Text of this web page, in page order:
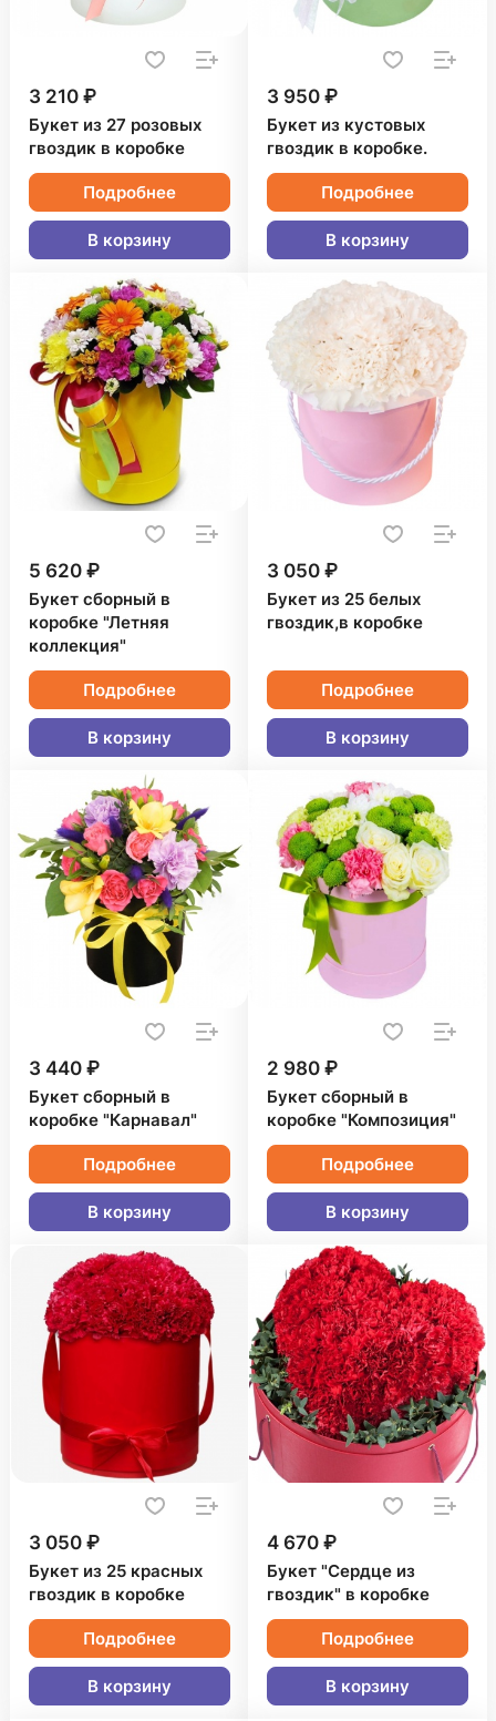
3 210 ₽
Букет из 27 розовых
гвоздик в коробке
Подробнее
В корзину
3 950 ₽
Букет из кустовых
гвоздик в коробке.
Подробнее
В корзину
5 620 ₽
Букет сборный в
коробке "Летняя
коллекция"
Подробнее
В корзину
3 050 ₽
Букет из 25 белых
гвоздик,в коробке
Подробнее
В корзину
3 440 ₽
Букет сборный в
коробке "Карнавал"
Подробнее
В корзину
2 980 ₽
Букет сборный в
коробке "Композиция"
Подробнее
В корзину
3 050 ₽
Букет из 25 красных
гвоздик в коробке
Подробнее
В корзину
4 670 ₽
Букет "Сердце из
гвоздик" в коробке
Подробнее
В корзину